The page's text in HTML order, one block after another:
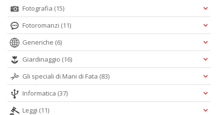
Fotografia (15)
Fotoromanzi (11)
Generiche (6)
Giardinaggio (16)
Gli speciali di Mani di Fata (83)
Informatica (37)
Leggi (11)